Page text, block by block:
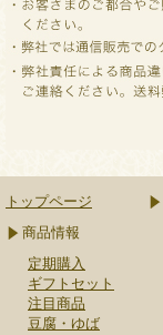
トップページ
商品情報
定期購入
ギフトセット
注目商品
豆腐・ゆば